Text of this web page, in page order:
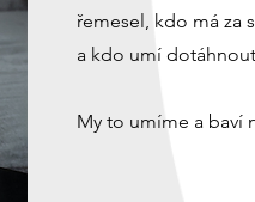
řemesel, kdo má za
a kdo umí
My to umíme a baví